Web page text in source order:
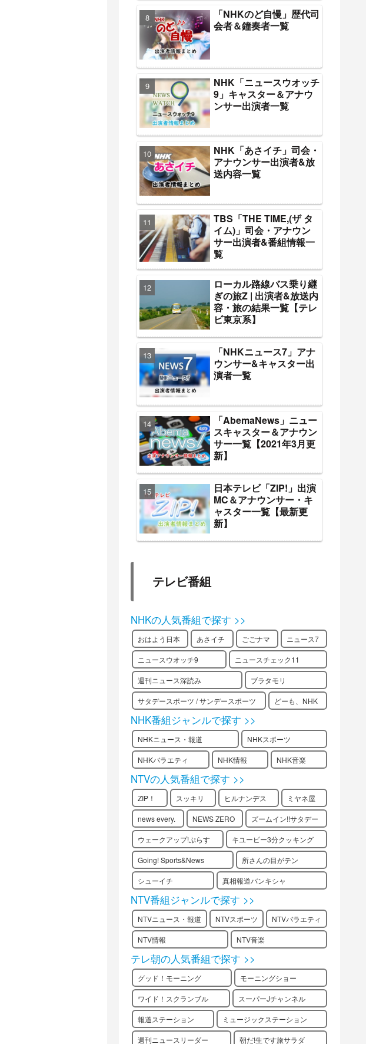
「NHKのど自慢」歴代司
会者＆鐘奏者一覧
NHK「ニュースウオッチ
9」キャスター＆アナウ
ンサー出演者一覧
NHK「あさイチ」司会・
アナウンサー出演者&放
送内容一覧
TBS「THE TIME,(ザ タ
イム)」司会・アナウン
サー出演者&番組情報一
覧
ローカル路線バス乗り継
ぎの旅Z | 出演者&放送内
容・旅の結果一覧【テレ
ビ東京系】
「NHKニュース7」アナ
ウンサー&キャスター出
演者一覧
「AbemaNews」ニュー
スキャスター＆アナウン
サー一覧【2021年3月更
新】
日本テレビ「ZIP!」出演
MC＆アナウンサー・キ
ャスター一覧【最新更
新】
テレビ番組
NHKの人気番組で探す >>
おはよう日本 あさイチ ごごナマ ニュース7
ニュースウオッチ9 ニュースチェック11
週刊ニュース深読み ブラタモリ
サタデースポーツ / サンデースポーツ どーも、NHK
NHK番組ジャンルで探す >>
NHKニュース・報道 NHKスポーツ
NHKバラエティ NHK情報 NHK音楽
NTVの人気番組で探す >>
ZIP！ スッキリ ヒルナンデス ミヤネ屋
news every. NEWS ZERO ズームイン!!サタデー
ウェークアップ!ぷらす キユーピー3分クッキング
Going! Sports&News 所さんの目がテン
シューイチ 真相報道バンキシャ
NTV番組ジャンルで探す >>
NTVニュース・報道 NTVスポーツ NTVバラエティ
NTV情報 NTV音楽
テレ朝の人気番組で探す >>
グッド！モーニング モーニングショー
ワイド！スクランブル スーパーJチャンネル
報道ステーション ミュージックステーション
週刊ニュースリーダー 朝だ!生です旅サラダ